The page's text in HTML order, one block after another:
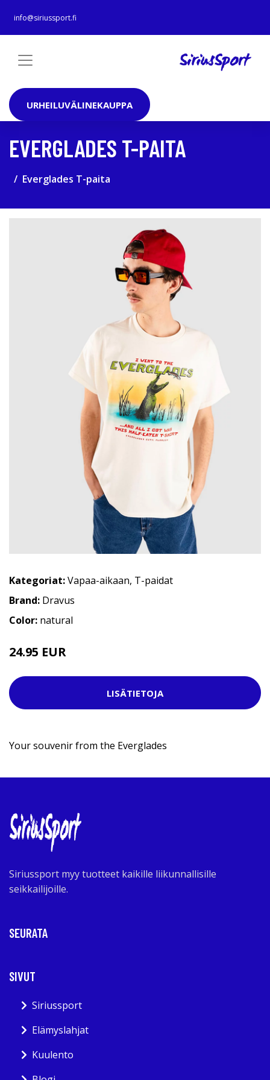
info@siriussport.fi
URHEILUVÄLINEKAUPPA
EVERGLADES T-PAITA
Everglades T-paita
Kategoriat:Vapaa-aikaan, T-paidat
Brand: Dravus
Color: natural
24.95 EUR
LISÄTIETOJA
Your souvenir from the Everglades
Siriussport myy tuotteet kaikille liikunnallisille
seikkailijoille.
SEURATA
SIVUT
Siriussport
Elämyslahjat
Kuulento